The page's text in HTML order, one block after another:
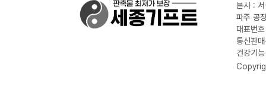
본사 :
파주 공
대표번
통신판
건강기